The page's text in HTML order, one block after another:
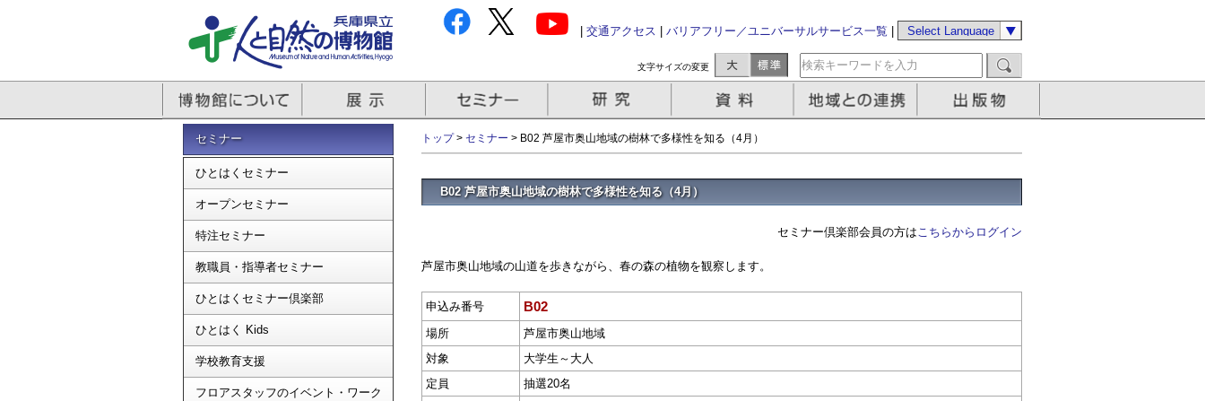
交通アクセス バリアフリー／ユニバーサルサービス一覧
文字サイズの変更
セミナー
ひとはくセミナー
オープンセミナー
特注セミナー
教職員・指導者セミナー
ひとはくセミナー倶楽部
ひとはく Kids
学校教育支援
フロアスタッフのイベント・ワーク
トップ> セミナー > B02 芦屋市奥山地域の樹林で多様性を知る（4月）
B02 芦屋市奥山地域の樹林で多様性を知る（4月）
セミナー倶楽部会員の方はこちらからログイン
芦屋市奥山地域の山道を歩きながら、春の森の植物を観察します。
申込み番号 B02
場所
芦屋市奥山地域
対象
大学生～大人
定員
抽選20名